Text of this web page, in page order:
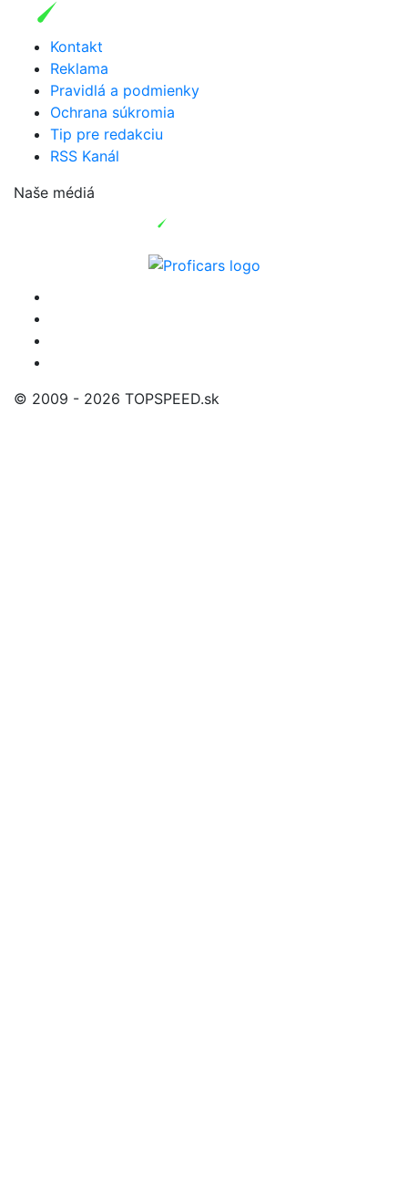
Kontakt
Reklama
Pravidlá a podmienky
Ochrana súkromia
Tip pre redakciu
RSS Kanál
Naše médiá
© 2009 - 2026 TOPSPEED.sk